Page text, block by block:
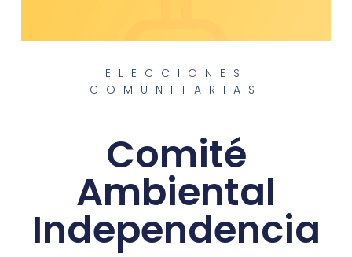
ELECCIONES
COMUNITARIAS
Comité
Ambiental
Independencia